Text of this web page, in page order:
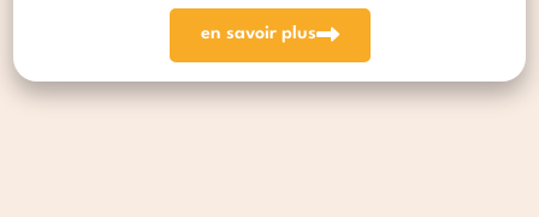
en savoir plus